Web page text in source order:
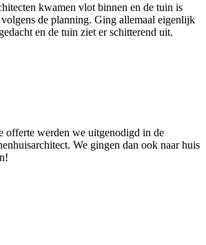
kwamen vlot binnen en de tuin is
de planning. Ging allemaal eigenlijk
en de tuin ziet er schitterend uit.
offerte werden we uitgenodigd in de
We gingen dan ook naar huis